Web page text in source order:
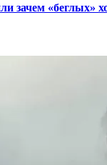
зачем «беглых»